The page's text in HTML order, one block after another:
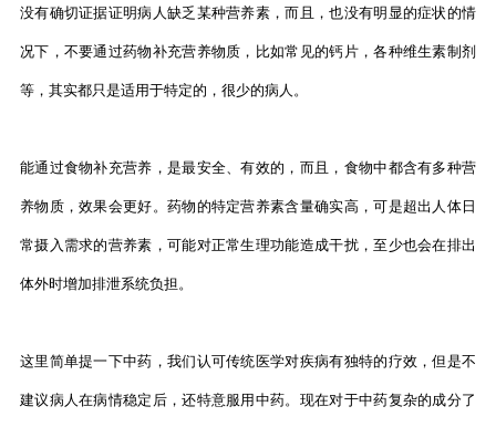
没有确切证据证明病人缺乏某种营养素，而且，也没有明显的症状的情
况下，不要通过药物补充营养物质，比如常见的钙片，各种维生素制剂
等，其实都只是适用于特定的，很少的病人。
能通过食物补充营养，是最安全、有效的，而且，食物中都含有多种营
养物质，效果会更好。药物的特定营养素含量确实高，可是超出人体日
常摄入需求的营养素，可能对正常生理功能造成干扰，至少也会在排出
体外时增加排泄系统负担。
这里简单提一下中药，我们认可传统医学对疾病有独特的疗效，但是不
建议病人在病情稳定后，还特意服用中药。现在对于中药复杂的成分了